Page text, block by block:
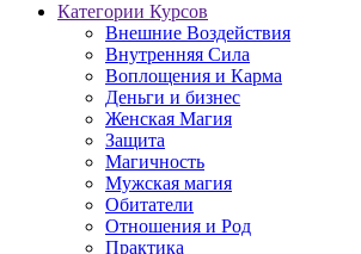
Категории Курсов
Внешние Воздействия
Внутренняя Сила
Воплощения и Карма
Деньги и бизнес
Женская Магия
Защита
Магичность
Мужская магия
Обитатели
Отношения и Род
Практика